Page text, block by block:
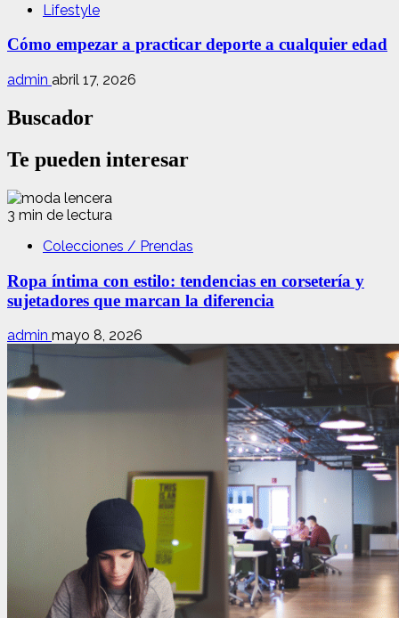
Lifestyle
Cómo empezar a practicar deporte a cualquier edad
admin abril 17, 2026
Buscador
Te pueden interesar
3 min de lectura
Colecciones / Prendas
Ropa íntima con estilo: tendencias en corsetería y
sujetadores que marcan la diferencia
admin mayo 8, 2026